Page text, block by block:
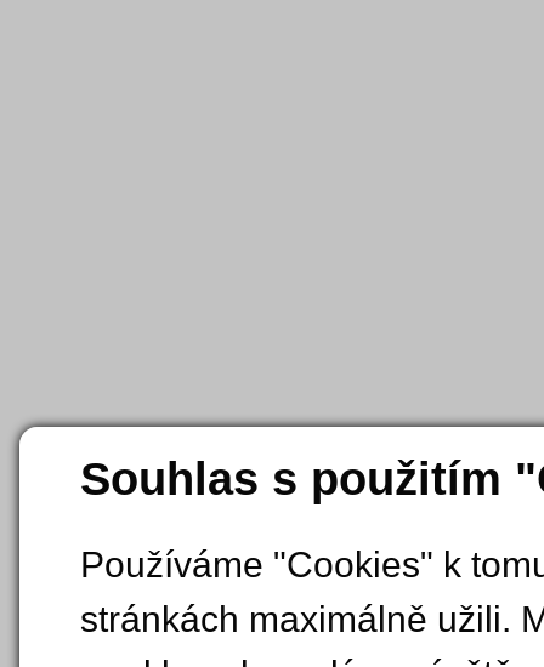
Souhlas s použitím
Používáme "Cookies" k
stránkách maximálně užili.